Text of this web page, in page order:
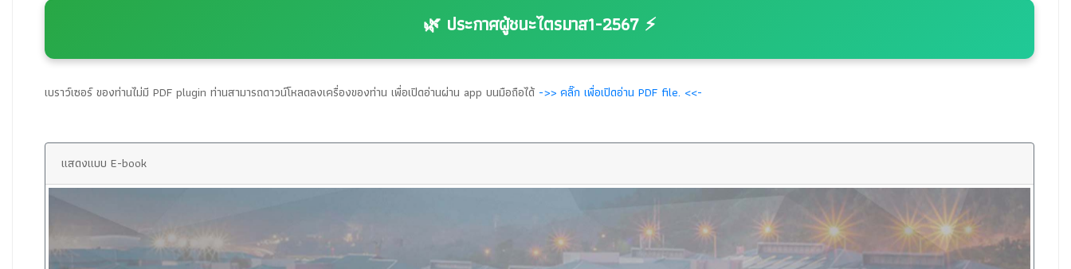
🌿 ประกาศผู้ชนะไตรมาส1-2567 ⚡
เบราว์เซอร์ ของท่านไม่มี PDF plugin ท่านสามารถดาวน์โหลดลงเครื่องของท่าน เพื่อเปิดอ่านผ่าน app บนมือถือได้ ->> คลิ๊ก เพื่อเปิดอ่าน PDF file. <<-
แสดงแบบ E-book